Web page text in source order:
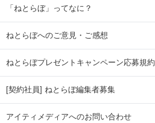
「ねとらぼ」ってなに？
ねとらぼへのご意見・ご感想
ねとらぼプレゼントキャンペーン応募規約
[契約社員] ねとらぼ編集者募集
アイティメディアへのお問い合わせ